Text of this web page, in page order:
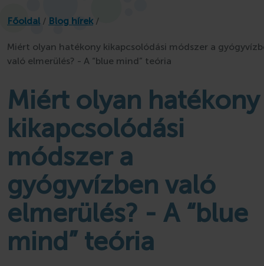
Családi élményfürdő
Bővebben
FÜRDŐ
Medencék
Csúszdák
SZAUNA
Mobilházak a fürdő
kempingjében
Bővebben
Wellness csomagok
Bővebben
AJÁNLATOK
Aktuális ajánlataink
Áraink
SPA SHOP
Naturkozmetikumok
Story Camp - Sátortábor
Osztálykirándulás
Játszóház
Programok, hírek
Főoldal / Blog hírek /
Miért olyan hatékony kikapcsolódási módszer a
való elmerülés? - A “blue mind” teória
Miért olyan hatékony
kikapcsolódási
módszer a
gyógyvízben való
elmerülés? - A “blue
mind” teória